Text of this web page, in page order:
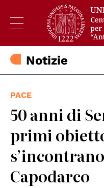
Notizie
PACE
50 anni di
primi
Capodarco